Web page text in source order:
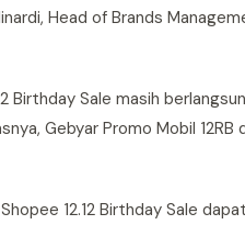
Head of Brands
Sale masih
Gebyar Promo Mobil 12RB
12.12 Birthday Sale